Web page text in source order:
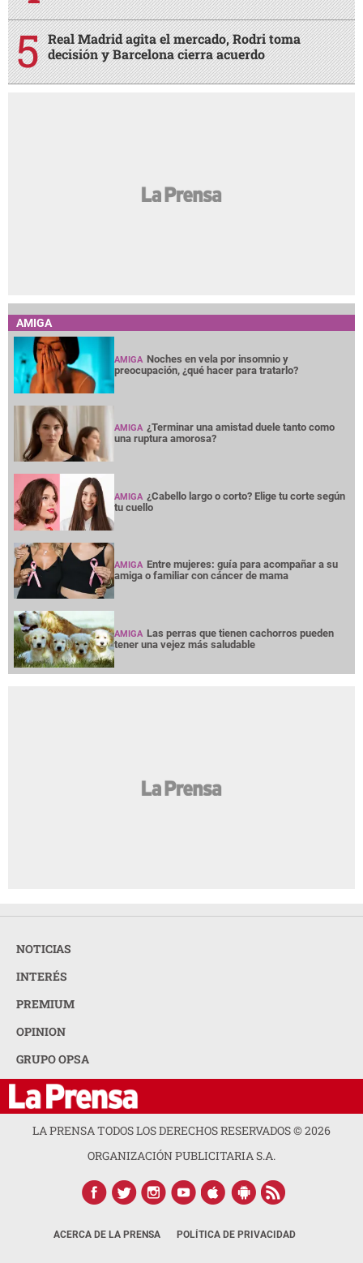
Real Madrid agita el mercado, Rodri toma
decisión y Barcelona cierra acuerdo
AMIGA
AMIGA Noches en vela por insomnio y
preocupación, ¿qué hacer para tratarlo?
AMIGA ¿Terminar una amistad duele tanto como
una ruptura amorosa?
AMIGA ¿Cabello largo o corto? Elige tu corte según
tu cuello
AMIGA Entre mujeres: guía para acompañar a su
amiga o familiar con cáncer de mama
AMIGA Las perras que tienen cachorros pueden
tener una vejez más saludable
NOTICIAS
INTERÉS
PREMIUM
OPINION
GRUPO OPSA
LA PRENSA TODOS LOS DERECHOS RESERVADOS ©2026
ORGANIZACIÓN PUBLICITARIA S.A.
ACERCA DE LA PRENSA POLÍTICA DE PRIVACIDAD